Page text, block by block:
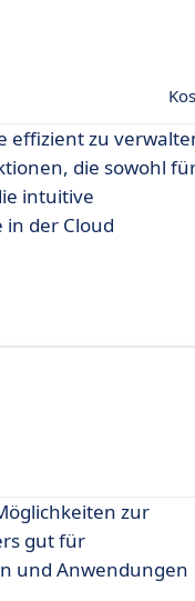
effizient zu
die sowohl
intuitive
der Cloud
zur
gut für
und Anwendungen